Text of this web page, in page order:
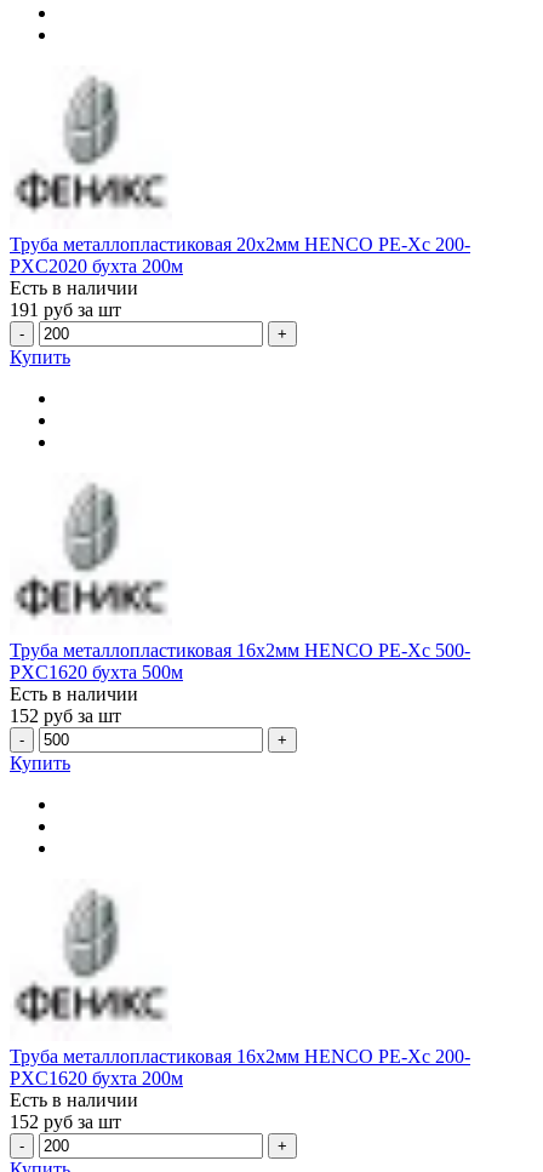
Труба металлопластиковая 20х2мм HENCO PE-Xc 200-
PXC2020 бухта 200м
Есть в наличии
191 руб за шт
- +
Купить
Труба металлопластиковая 16х2мм HENCO PE-Xc 500-
PXC1620 бухта 500м
Есть в наличии
152 руб за шт
- +
Купить
Труба металлопластиковая 16х2мм HENCO PE-Xc 200-
PXC1620 бухта 200м
Есть в наличии
152 руб за шт
- +